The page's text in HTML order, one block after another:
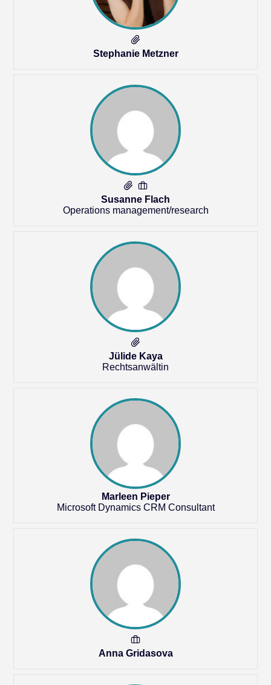
Stephanie Metzner
Susanne Flach
Operations management/research
Jülide Kaya
Rechtsanwältin
Marleen Pieper
Microsoft Dynamics CRM Consultant
Anna Gridasova